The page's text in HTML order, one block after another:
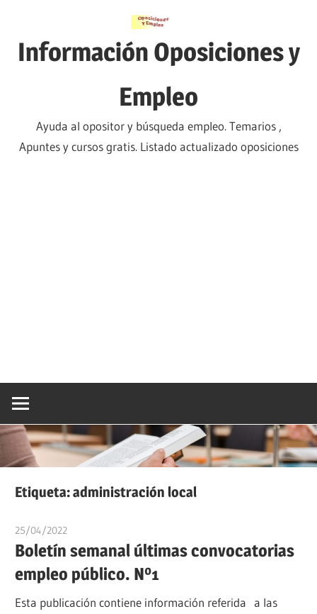
contenido
Información Oposiciones y
Empleo
Ayuda al opositor y búsqueda empleo. Temarios ,
Apuntes y cursos gratis. Listado actualizado oposiciones
Etiqueta:administración local
25/04/2022
Boletín semanal últimas convocatorias
empleo público. Nº1
Esta publicación contiene información referida a las